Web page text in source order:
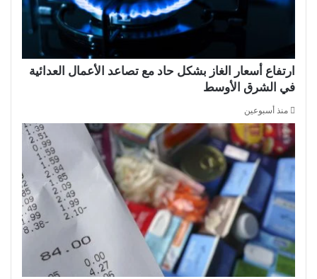
ارتفاع أسعار الغاز بشكل حاد مع تصاعد الأعمال العدائية
في الشرق الأوسط
منذ أسبوعين